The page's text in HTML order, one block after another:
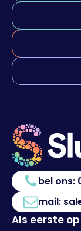
bel ons:
mail:
Als eerste